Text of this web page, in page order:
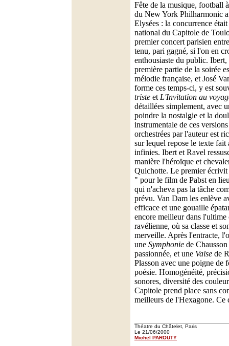
Fête de la musique, football
du New York Philharmonic
Elysées : la concurrence
national du Capitole de
premier concert parisien
tenu, pari gagné, si l'on en
enthousiaste du public.
première partie de la soirée
mélodie française, et José
forme ces temps-ci, y est
triste et L'Invitation au
détaillées simplement, avec
poindre la nostalgie et la
instrumentale de ces
orchestrées par l'auteur est
sur lequel repose le texte fait
infinies. Ibert et Ravel
manière l'héroïque et
Quichotte. Le premier écrivit
" pour le film de Pabst en
qui n'acheva pas la tâche
prévu. Van Dam les enlève
efficace et une gouaille
encore meilleur dans
ravélienne, où sa classe et
merveille. Après l'entracte,
une Symphonie de
passionnée, et une Valse de
Plasson avec une poigne de
poésie. Homogénéité,
sonores, diversité des
Capitole prend place sans
meilleurs de l'Hexagone. Ce
Théatre du Châtelet, Paris
Le 21/06/2000
Michel PAROUTY